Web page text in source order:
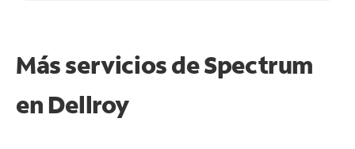
Más servicios de Spectrum
en Dellroy